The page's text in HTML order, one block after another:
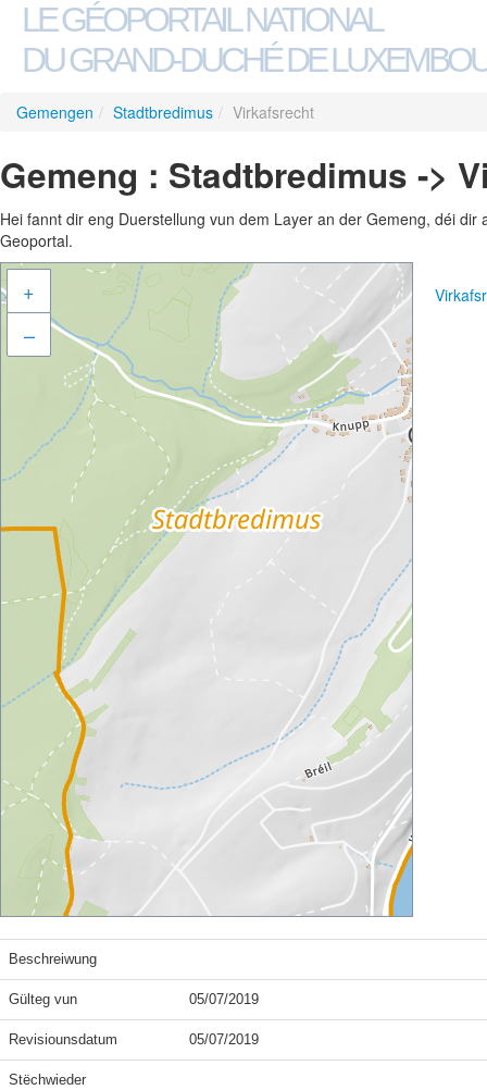
LE GÉOPORTAIL NATIONAL
DU GRAND-DUCHÉ DE
Gemengen / Stadtbredimus / Virkafsrecht
Gemeng : Stadtbredimus ->
Hei fannt dir eng Duerstellung vun dem Layer an der Gemeng, déi
Geoportal.
+
–
Beschreiwung
Gülteg vun 05/07/2019
Revisiounsdatum 05/07/2019
Stëchwieder